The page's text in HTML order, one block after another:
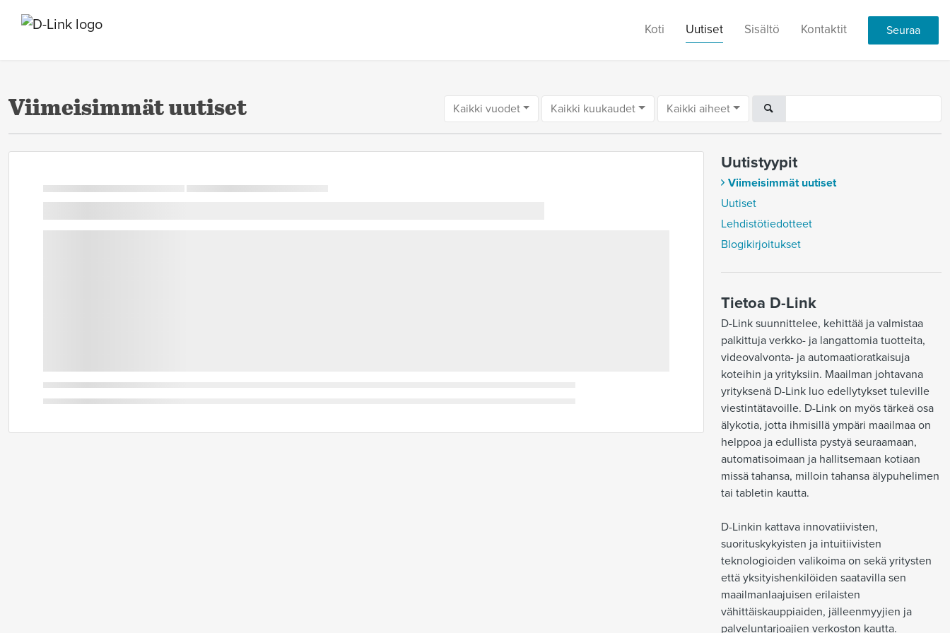
Koti Uutiset Sisältö Kontaktit Seuraa
Viimeisimmät uutiset Kaikki vuodet Kaikki kuukaudet Kaikki aiheet
Uutistyypit
Viimeisimmät uutiset
Uutiset
Lehdistötiedotteet
Blogikirjoitukset
Tietoa D-Link
D-Link suunnittelee, kehittää ja valmistaa
palkittuja verkko- ja langattomia tuotteita,
videovalvonta- ja automaatioratkaisuja
koteihin ja yrityksiin. Maailman johtavana
yrityksenä D-Link luo edellytykset tuleville
viestintätavoille. D-Link on myös tärkeä osa
älykotia, jotta ihmisillä ympäri maailmaa on
helppoa ja edullista pystyä seuraamaan,
automatisoimaan ja hallitsemaan kotiaan
missä tahansa, milloin tahansa älypuhelimen
tai tabletin kautta.
D-Linkin kattava innovatiivisten,
suorituskykyisten ja intuitiivisten
teknologioiden valikoima on sekä yritysten
että yksityishenkilöiden saatavilla sen
maailmanlaajuisen erilaisten
vähittäiskauppiaiden, jälleenmyyjien ja
palveluntarjoajien verkoston kautta.